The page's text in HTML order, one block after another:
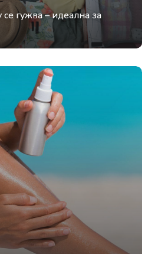
гужва – идеална за